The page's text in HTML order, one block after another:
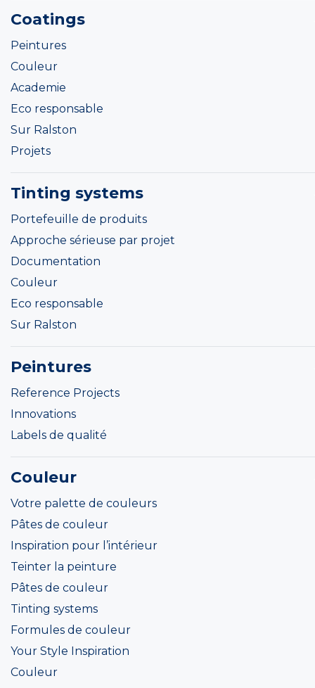
Coatings
Peintures
Couleur
Academie
Eco responsable
Sur Ralston
Projets
Tinting systems
Portefeuille de produits
Approche sérieuse par projet
Documentation
Couleur
Eco responsable
Sur Ralston
Peintures
Reference Projects
Innovations
Labels de qualité
Couleur
Votre palette de couleurs
Pâtes de couleur
Inspiration pour l’intérieur
Teinter la peinture
Pâtes de couleur
Tinting systems
Formules de couleur
Your Style Inspiration
Couleur